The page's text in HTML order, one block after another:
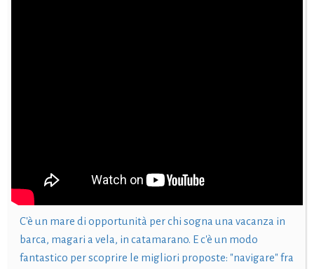
C'è un mare di opportunità per chi sogna una vacanza in
barca, magari a vela, in catamarano. E c'è un modo
fantastico per scoprire le migliori proposte: "navigare" fra